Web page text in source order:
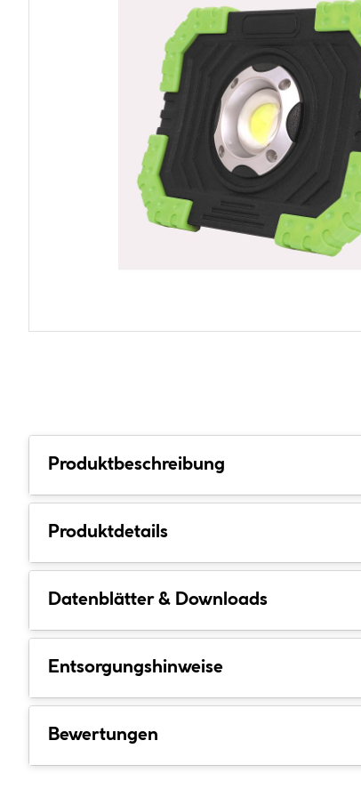
Produktbeschreibung
Produktdetails
Datenblätter & Downloads
Entsorgungshinweise
Bewertungen